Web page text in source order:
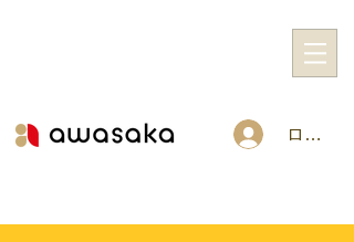
ログイン